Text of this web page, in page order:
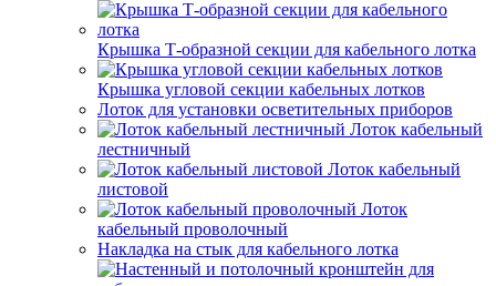
Крышка Т-образной секции для кабельного лотка
Крышка угловой секции кабельных лотков
Лоток для установки осветительных приборов
Лоток кабельный
лестничный
Лоток кабельный
листовой
Лоток
кабельный проволочный
Накладка на стык для кабельного лотка